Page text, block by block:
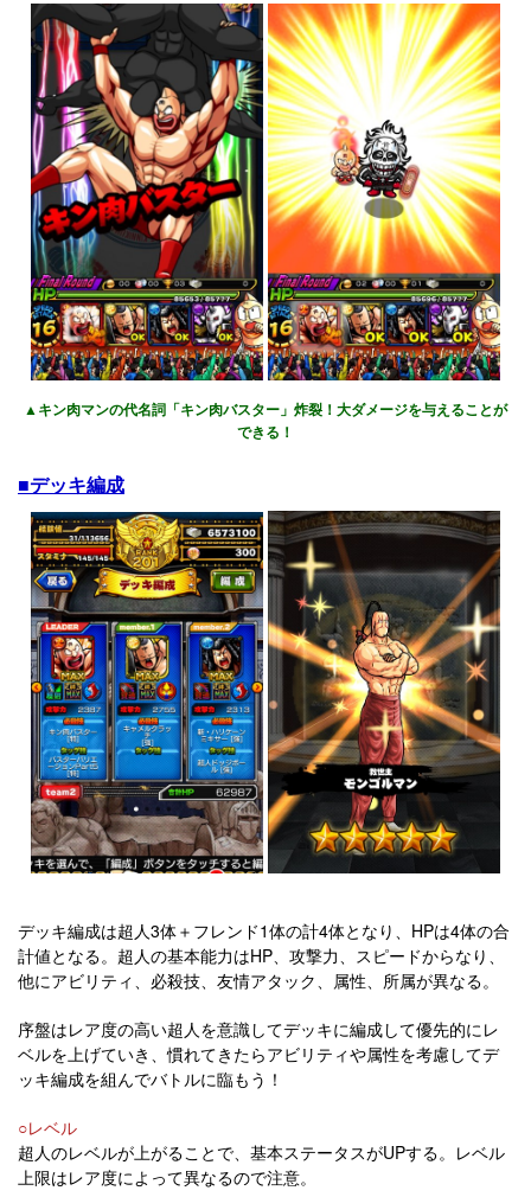
▲キン肉マンの代名詞「キン肉バスター」炸裂！大ダメージを与えることが
できる！
■デッキ編成
デッキ編成は超人3体＋フレンド1体の計4体となり、HPは4体の合
計値となる。超人の基本能力はHP、攻撃力、スピードからなり、
他にアビリティ、必殺技、友情アタック、属性、所属が異なる。
序盤はレア度の高い超人を意識してデッキに編成して優先的にレ
ベルを上げていき、慣れてきたらアビリティや属性を考慮してデ
ッキ編成を組んでバトルに臨もう！
○レベル
超人のレベルが上がることで、基本ステータスがUPする。レベル
上限はレア度によって異なるので注意。